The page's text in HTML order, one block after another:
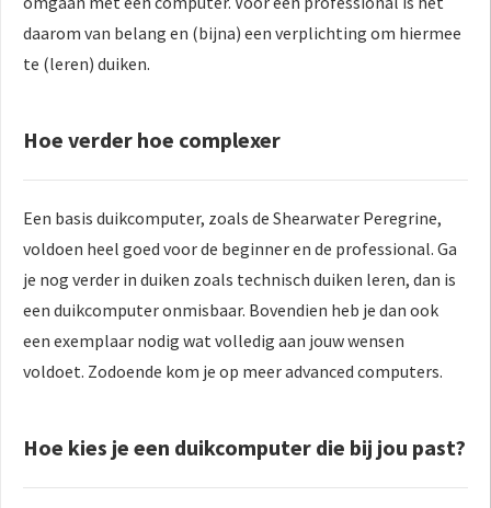
daarom van belang en (bijna) een verplichting om hiermee
te (leren) duiken.
Hoe verder hoe complexer
Een basis duikcomputer, zoals de Shearwater Peregrine,
voldoen heel goed voor de beginner en de professional. Ga
je nog verder in duiken zoals technisch duiken leren, dan is
een duikcomputer onmisbaar. Bovendien heb je dan ook
een exemplaar nodig wat volledig aan jouw wensen
voldoet. Zodoende kom je op meer advanced computers.
Hoe kies je een duikcomputer die bij jou past?